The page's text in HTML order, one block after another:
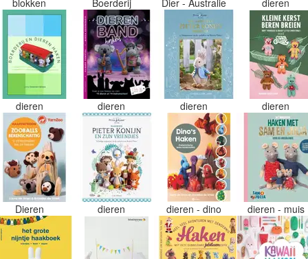
blokken Boerderij Dier - Australie dieren
dieren dieren dieren dieren
Dieren dieren dieren - dino dieren - muis